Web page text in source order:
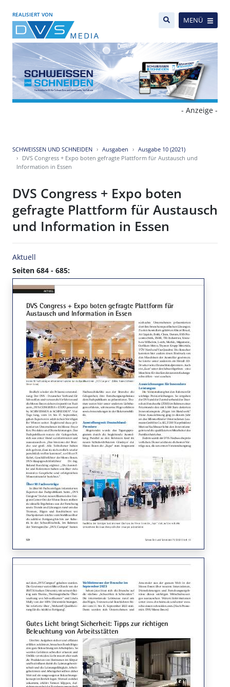
REALISIERT VON
MENÜ
- Anzeige -
SCHWEISSEN UND SCHNEIDEN Ausgaben
Ausgabe 10 (2021)
DVS Congress + Expo boten gefragte Plattform für Austausch und
Information in Essen
DVS Congress + Expo boten
gefragte Plattform für Austausch
und Information in Essen
Aktuell
Seiten 684 - 685: